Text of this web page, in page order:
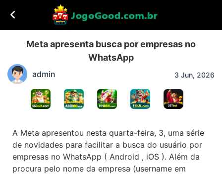
Meta apresenta busca por empresas no
WhatsApp
admin 3 Jun, 2026
A Meta apresentou nesta quarta-feira, 3, uma série
de novidades para facilitar a busca do usuário por
empresas no WhatsApp ( Android , iOS ). Além da
procura pelo nome da empresa (username em